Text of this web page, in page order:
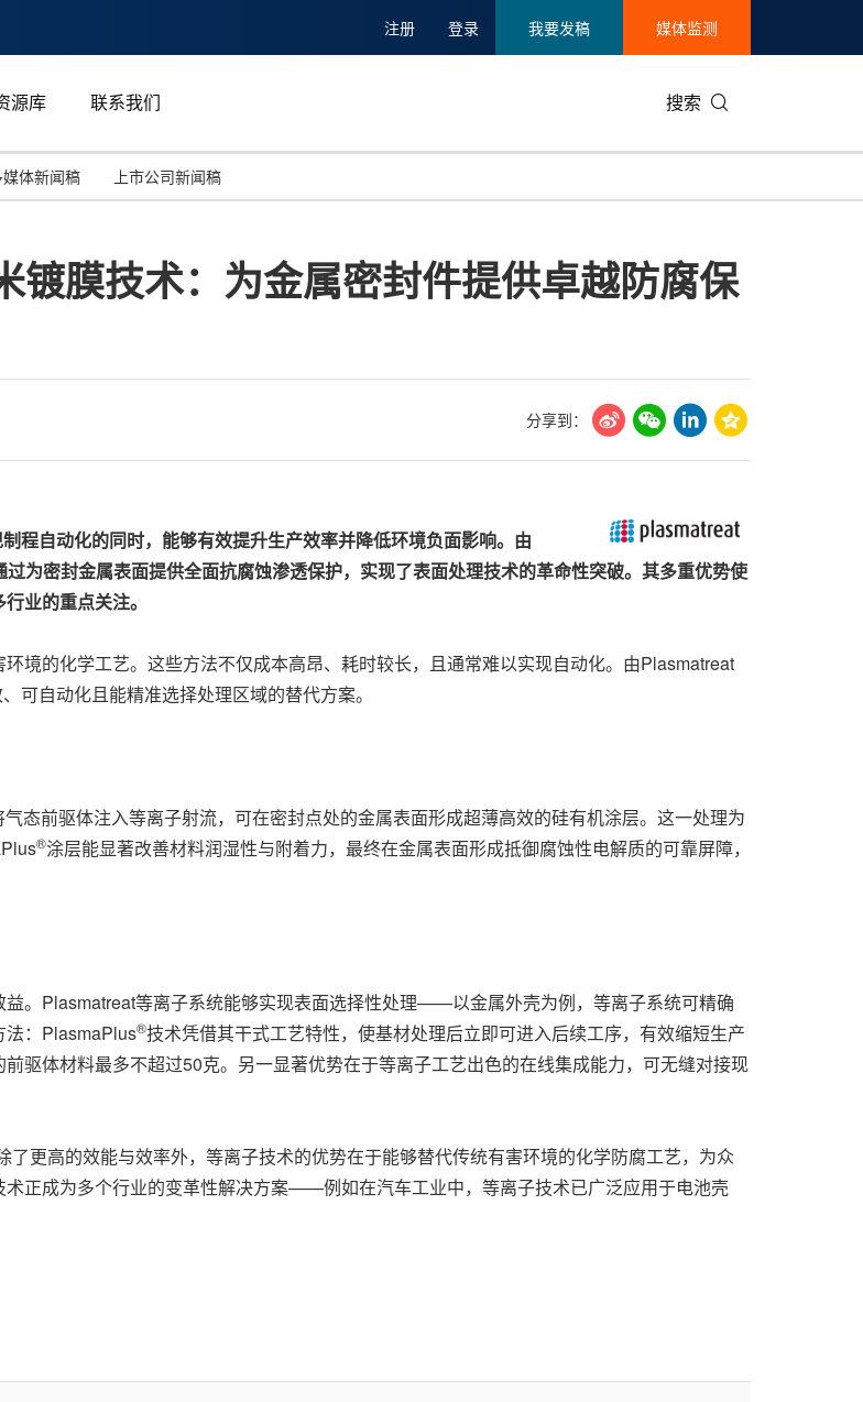
注册 登录 我要发稿 媒体监测
源库 联系我们 搜索
投资并购
碳中和
能源化工与环保
娱乐时尚与艺术
马来西亚
新加坡
媒体新闻稿 上市公司新闻稿
膜技术：为金属密封件提供卓越防腐保
分享到：
程自动化的同时， 能够有效提升生产效率并降低环境负面影响。由
过为密封金属表面提供全面抗腐蚀渗透保护， 实现了表面处理技术的革命性突破。其多重优势使
业的重点关注。
境的化学工艺。这些方法不仅成本高昂、耗时较长，且通常难以实现自动化。由Plasmatreat
可自动化且能精准选择处理区域的替代方案。
态前驱体注入等离子射流，可在密封点处的金属表面形成超薄高效的硅有机涂层。这一处理为
®涂层能显著改善材料润湿性与附着力，最终在金属表面形成抵御腐蚀性电解质的可靠屏障，
。Plasmatreat等离子系统能够实现表面选择性处理——以金属外壳为例，等离子系统可精确
法：PlasmaPlus®技术凭借其干式工艺特性，使基材处理后立即可进入后续工序，有效缩短生产
驱体材料最多不超过50克。另一显著优势在于等离子工艺出色的在线集成能力，可无缝对接现
更高的效能与效率外，等离子技术的优势在于能够替代传统有害环境的化学防腐工艺，为众
正成为多个行业的变革性解决方案——例如在汽车工业中，等离子技术已广泛应用于电池壳